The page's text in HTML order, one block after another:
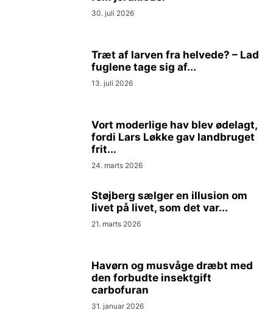
30. juli 2026
Træt af larven fra helvede? – Lad
fuglene tage sig af...
13. juli 2026
Vort moderlige hav blev ødelagt,
fordi Lars Løkke gav landbruget
frit...
24. marts 2026
Støjberg sælger en illusion om
livet på livet, som det var...
21. marts 2026
Havørn og musvåge dræbt med
den forbudte insektgift
carbofuran
31. januar 2026